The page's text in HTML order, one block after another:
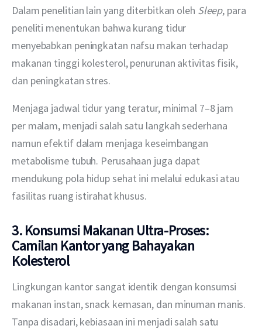
Dalam penelitian lain yang diterbitkan oleh Sleep, para
peneliti menentukan bahwa kurang tidur
menyebabkan peningkatan nafsu makan terhadap
makanan tinggi kolesterol, penurunan aktivitas fisik,
dan peningkatan stres.
Menjaga jadwal tidur yang teratur, minimal 7–8 jam
per malam, menjadi salah satu langkah sederhana
namun efektif dalam menjaga keseimbangan
metabolisme tubuh. Perusahaan juga dapat
mendukung pola hidup sehat ini melalui edukasi atau
fasilitas ruang istirahat khusus.
3. Konsumsi Makanan Ultra-Proses:
Camilan Kantor yang Bahayakan
Kolesterol
Lingkungan kantor sangat identik dengan konsumsi
makanan instan, snack kemasan, dan minuman manis.
Tanpa disadari, kebiasaan ini menjadi salah satu